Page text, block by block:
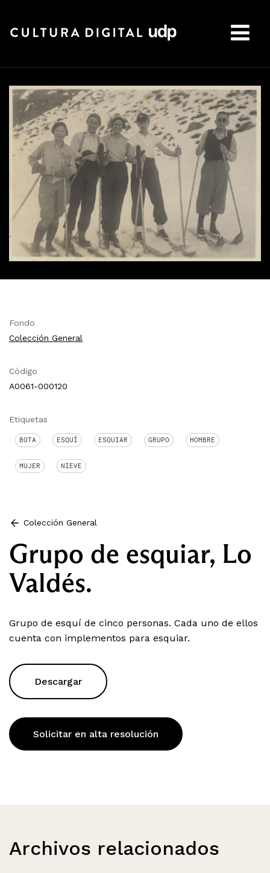
Fondo
Colección General
Código
A0061-000120
Etiquetas
BOTA ESQUÍ ESQUIAR GRUPO HOMBRE
MUJER NIEVE
Colección General
Grupo de esquiar, Lo
Valdés.
Grupo de esquí de cinco personas. Cada uno de ellos
cuenta con implementos para esquiar.
Descargar
Solicitar en alta resolución
Archivos relacionados